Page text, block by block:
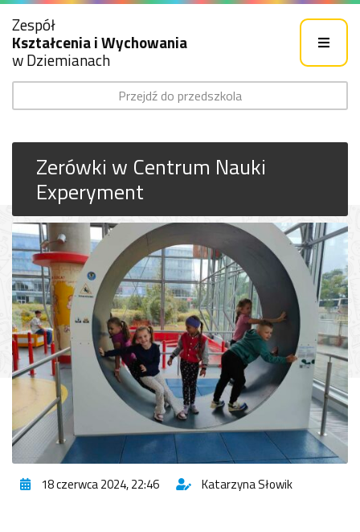
Zespół
Kształcenia i Wychowania
w Dziemianach
Przejdź do przedszkola
Zerówki w Centrum Nauki
Experyment
18 czerwca 2024, 22:46 Katarzyna Słowik